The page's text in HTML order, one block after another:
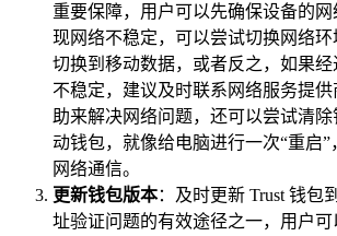
重要保障，用户可以先确保设备的
现网络不稳定，可以尝试切换网络环
切换到移动数据，或者反之，如果
不稳定，建议及时联系网络服务提
助来解决网络问题，还可以尝试清
动钱包，就像给电脑进行一次“重启
网络通信。
更新钱包版本：及时更新 Trust 钱包
址验证问题的有效途径之一，用户